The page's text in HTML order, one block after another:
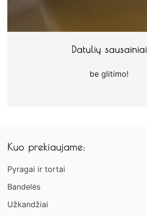
Datulių sausainiai
be glitimo!
Kuo prekiaujame:
Pyragai ir tortai
Bandelės
Užkandžiai​